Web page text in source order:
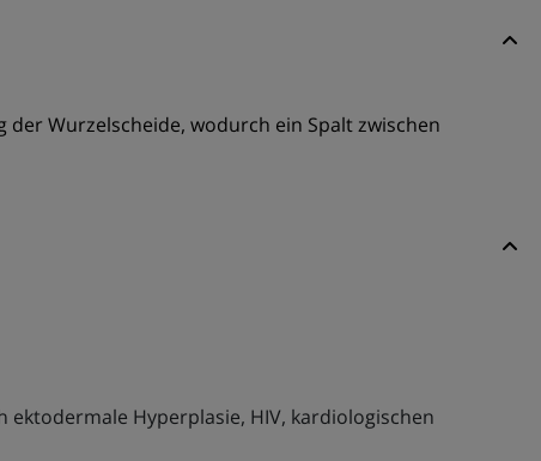
Wurzelscheide, wodurch ein Spalt zwischen
Hyperplasie, HIV, kardiologischen